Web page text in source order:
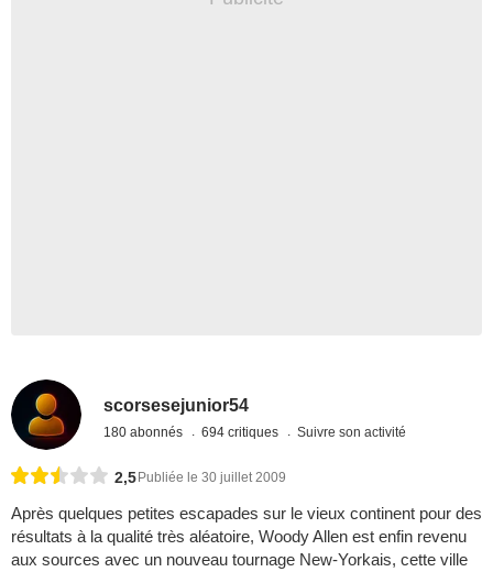
scorsesejunior54
180 abonnés 694 critiques Suivre son activité
2,5 Publiée le 30 juillet 2009
Après quelques petites escapades sur le vieux continent pour des
résultats à la qualité très aléatoire, Woody Allen est enfin revenu
aux sources avec un nouveau tournage New-Yorkais, cette ville